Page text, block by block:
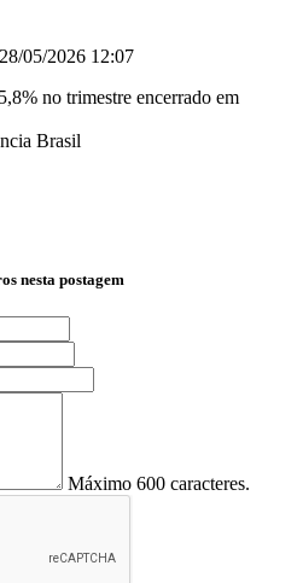
28/05/2026 12:07
Brasil
nesta postagem
Máximo 600 caracteres.